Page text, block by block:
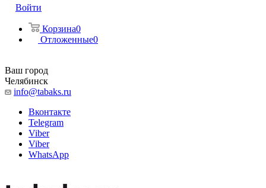
Войти
Корзина0
Отложенные0
Ваш город
Челябинск
info@tabaks.ru
Вконтакте
Telegram
Viber
Viber
WhatsApp